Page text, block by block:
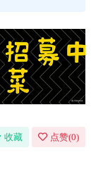
收藏 点赞(0)